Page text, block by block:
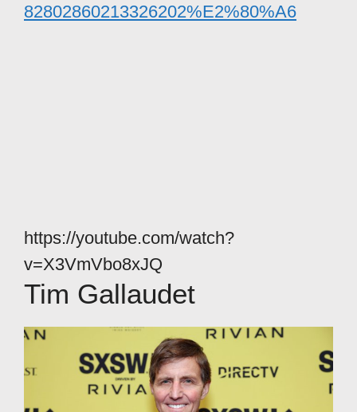
82802860213326202%E2%80%A6
https://youtube.com/watch?
v=X3VmVbo8xJQ
Tim Gallaudet